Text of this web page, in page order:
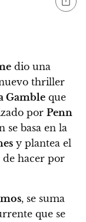
dio una
thriller
Gamble que
por Penn
se basa en la
y plantea el
de hacer por
, se suma
que se